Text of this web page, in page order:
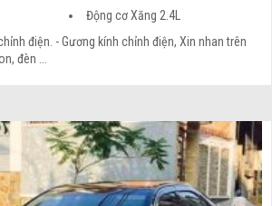
Động cơ Xăng 2.4L
điện. - Gương kính chỉnh điện, Xin nhan trên
đèn ...